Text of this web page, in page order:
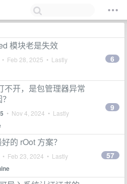
模块老是失效
• Feb 28, 2025 • Lastly
6
不开，是包管理器异常
• Nov 4, 2024 • Lastly
9
的 rOot 方案？
• Feb 23, 2024 • Lastly
57